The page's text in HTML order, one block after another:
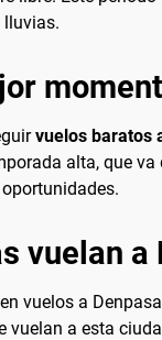
lluvias.
vuelos baratos
alta, que
vuelan a
vuelos a
vuelan a esta